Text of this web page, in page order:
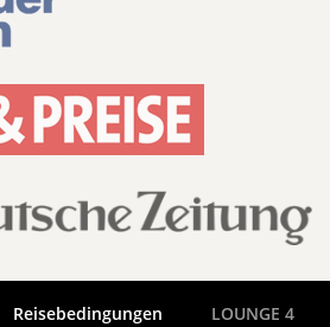
Reisebedingungen LOUNGE 4